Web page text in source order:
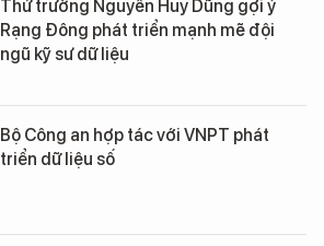
Thứ trưởng Nguyễn Huy Dũng gợi ý
Rạng Đông phát triển mạnh mẽ đội
ngũ kỹ sư dữ liệu
Bộ Công an hợp tác với VNPT phát
triển dữ liệu số